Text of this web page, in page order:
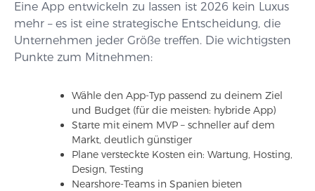
Eine App entwickeln zu lassen ist 2026 kein Luxus
mehr – es ist eine strategische Entscheidung, die
Unternehmen jeder Größe treffen. Die wichtigsten
Punkte zum Mitnehmen:
Wähle den App-Typ passend zu deinem Ziel
und Budget (für die meisten: hybride App)
Starte mit einem MVP – schneller auf dem
Markt, deutlich günstiger
Plane versteckte Kosten ein: Wartung, Hosting,
Design, Testing
Nearshore-Teams in Spanien bieten